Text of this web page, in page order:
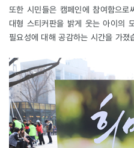
또한 시민들은 캠페인에 참여함으
대형 스티커판을 밝게 웃는 아이의
필요성에 대해 공감하는 시간을 가졌